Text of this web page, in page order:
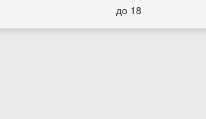
до 18